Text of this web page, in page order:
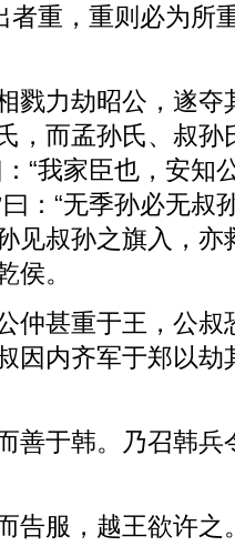
者重，重则必为所
戮力劫昭公，遂夺
，而孟孙氏、叔孙
“我家臣也，安知
：“无季孙必无叔
见叔孙之旗入，亦
侯。
仲甚重于王，公叔
因内齐军于郑以劫
善于韩。乃召韩兵
告服，越王欲许之